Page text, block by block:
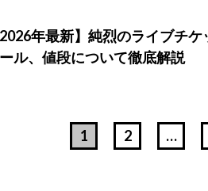
2026年最新】純烈のライブチ
ル、値段について徹底解説
1 2 …